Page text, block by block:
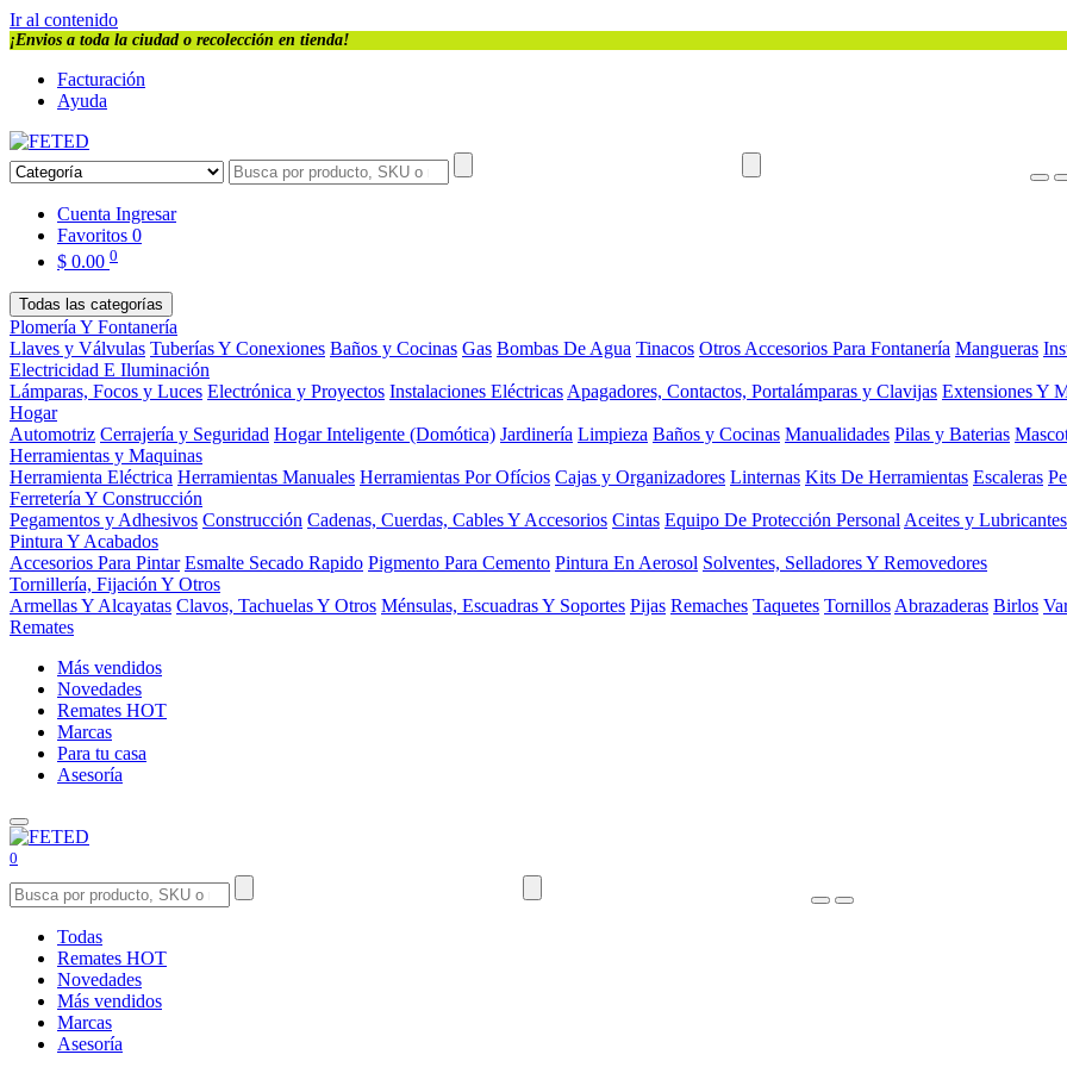
Ir al contenido
¡Envios a toda la ciudad o recolección en tienda!
Facturación
Ayuda
Cuenta Ingresar
Favoritos 0
$ 0.00 0
Todas las categorías
Plomería Y Fontanería
Llaves y Válvulas Tuberías Y Conexiones Baños y Cocinas Gas Bombas De Agua Tinacos Otros Accesorios Para Fontanería Mangueras
Electricidad E Iluminación
Lámparas, Focos y Luces Electrónica y Proyectos Instalaciones Eléctricas Apagadores, Contactos, Portalámparas y Clavijas Extensiones Y
Hogar
Automotriz Cerrajería y Seguridad Hogar Inteligente (Domótica) Jardinería Limpieza Baños y Cocinas Manualidades Pilas y Baterias
Herramientas y Maquinas
Herramienta Eléctrica Herramientas Manuales Herramientas Por Ofícios Cajas y Organizadores Linternas Kits De Herramientas Escaleras
Ferretería Y Construcción
Pegamentos y Adhesivos Construcción Cadenas, Cuerdas, Cables Y Accesorios Cintas Equipo De Protección Personal Aceites y Lubricantes
Pintura Y Acabados
Accesorios Para Pintar Esmalte Secado Rapido Pigmento Para Cemento Pintura En Aerosol Solventes, Selladores Y Removedores
Tornillería, Fijación Y Otros
Armellas Y Alcayatas Clavos, Tachuelas Y Otros Ménsulas, Escuadras Y Soportes Pijas Remaches Taquetes Tornillos Abrazaderas Birlos
Remates
Más vendidos
Novedades
Remates HOT
Marcas
Para tu casa
Asesoría
0
Todas
Remates HOT
Novedades
Más vendidos
Marcas
Asesoría